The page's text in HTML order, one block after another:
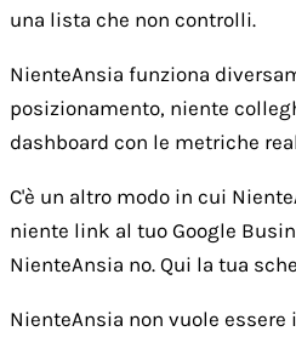
una lista che non controlli.
NienteAnsia funziona
posizionamento, niente
dashboard con le metriche
C'è un altro modo in cui
niente link al tuo Google
NienteAnsia no. Qui la tua
NienteAnsia non vuole